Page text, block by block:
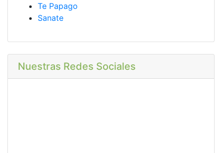
Te Papago
Sanate
Nuestras Redes Sociales